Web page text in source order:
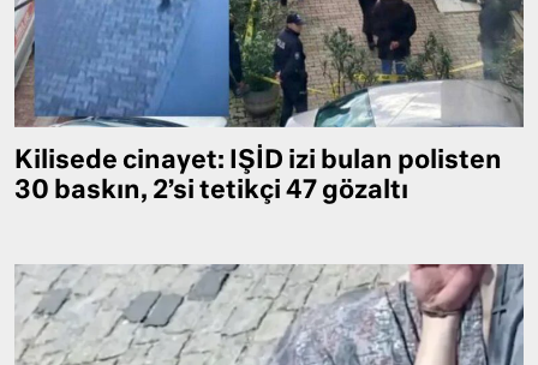
Kilisede cinayet: IŞİD izi bulan polisten
30 baskın, 2’si tetikçi 47 gözaltı